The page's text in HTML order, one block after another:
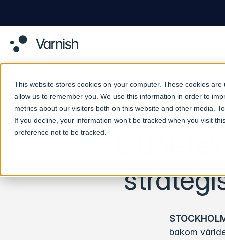
This website stores cookies on your computer. These cookies
allow us to remember you. We use this information in order to
metrics about our visitors both on this website and other media.
If you decline, your information won’t be tracked when you visit
preference not to be tracked.
Varnish
bakom